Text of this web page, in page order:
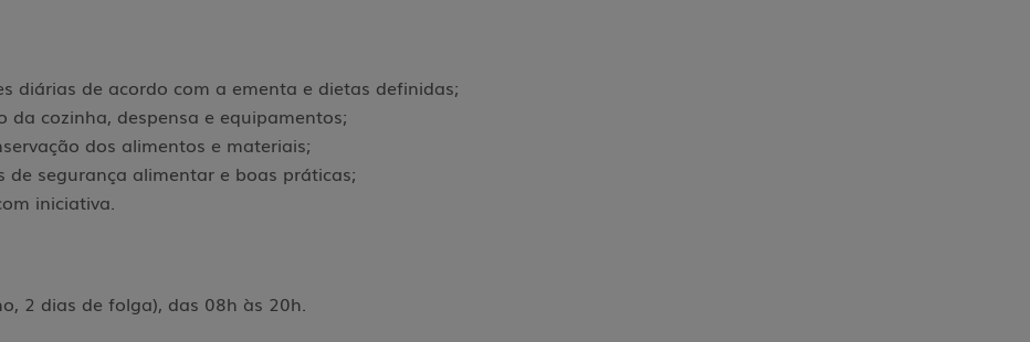
diárias de acordo com a ementa e dietas definidas;
da cozinha, despensa e equipamentos;
dos alimentos e materiais;
segurança alimentar e boas práticas;
iniciativa.
2 dias de folga), das 08h às 20h.